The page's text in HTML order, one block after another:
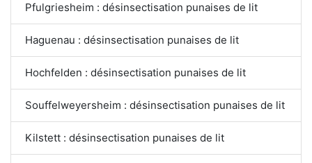
Pfulgriesheim : désinsectisation punaises de lit
Haguenau : désinsectisation punaises de lit
Hochfelden : désinsectisation punaises de lit
Souffelweyersheim : désinsectisation punaises de lit
Kilstett : désinsectisation punaises de lit